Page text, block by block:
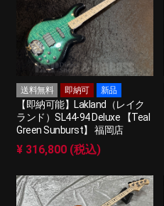
送料無料 即納可 新品
【即納可能】Lakland（レイク
ランド）SL44-94 Deluxe 【Teal
Green Sunburst】 福岡店
¥ 316,800 (税込)